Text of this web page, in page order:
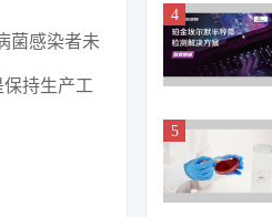
菌感染者未
持生产工